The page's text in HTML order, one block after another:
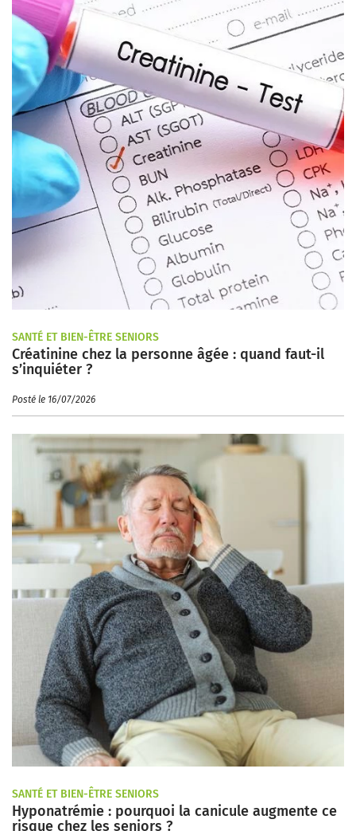
SANTÉ ET BIEN-ÊTRE SENIORS
Créatinine chez la personne âgée : quand faut-il
s’inquiéter ?
Posté le 16/07/2026
SANTÉ ET BIEN-ÊTRE SENIORS
Hyponatrémie : pourquoi la canicule augmente ce
risque chez les seniors ?